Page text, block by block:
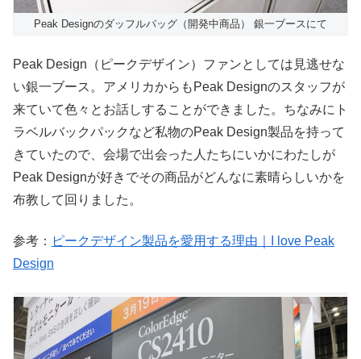
Peak Designのダッフルバッグ（開発中商品） 銀一ブースにて
Peak Design（ピークデザイン）ファンとしては見逃せな
い銀一ブース。アメリカからもPeak Designのスタッフが
来ていて色々とお話しすることができました。ちなみにト
ラベルバックパックなど私物のPeak Design製品を持って
きていたので、会場で出会った人たちにいかにわたしが
Peak Designが好きでその商品がどんなに素晴らしいかを
布教して回りました。
参考： ピークデザイン製品を愛用する理由｜I love Peak
Design